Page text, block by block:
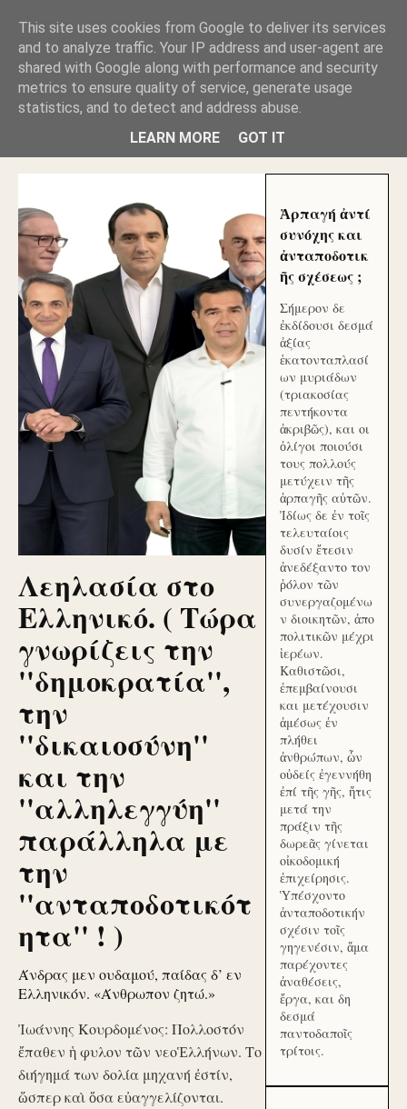
ΑΥΤΟΧΘΟΝΕΣ ΜΟΥ ΕΚΛΕΙΣΑΝ ΤΑ ΣΟΣΙΑΛ ΚΑΙ
ΦΙΜΩΣΑΝ ΤΟ SITE. ΟΙ ΧΙΛΙΑΔΕΣ ΜΙΚΡΟΕΠΕΝΔΥΤΕΣ
ΕΠΕΝΔΥΣΑΤΕ ΓΙΑ ΛΕΗΛΑΣΙΑ ΚΑΙ ΕΓΚΛΗΜΑ ?
ΓΛΥΦΑΔΑ WEB |ΟΙ ΜΕΓΑΛΟΙ ΚΛΕΠΤΑΙ ΑΠΟ ΤΟ
ΜΙΚΡΟΝ ΑΠΑΓΟΥΣΙ
Λεηλασία στο
Ελληνικό. ( Τώρα
γνωρίζεις την
''δημοκρατία'',
την
''δικαιοσύνη''
και την
''αλληλεγγύη''
παράλληλα με
την
''ανταποδοτικότ
ητα'' ! )
Άνδρας μεν ουδαμού, παίδας δ’ εν
Ελληνικόν. «Άνθρωπον ζητώ.»
Ἰωάννης Κουρδομένος: Πολλοστόν
ἔπαθεν ἡ φυλον τῶν νεοἙλλήνων. Το
διήγημά των δολία μηχανή ἐστίν,
ὥσπερ καὶ ὅσα εὐαγγελίζονται.
Ἁρπαγή ἀντί
συνόχης και
ἀνταποδοτικ
ῆς σχέσεως ;
Σήμερον δε
ἐκδίδουσι δεσμά
ἀξίας
ἑκατονταπλασί
ων μυριάδων
(τριακοσίας
πεντήκοντα
ἀκριβῶς), και οι
ὀλίγοι ποιούσι
τους πολλούς
μετύχειν τῆς
ἁρπαγῆς αὐτῶν.
Ἰδίως δε ἐν τοῖς
τελευταίοις
δυσίν ἔτεσιν
ἀνεδέξαντο τον
ῥόλον τῶν
συνεργαζομένω
ν διοικητῶν, ἀπο
πολιτικῶν μέχρι
ἱερέων.
Καθιστῶσι,
ἐπεμβαίνουσι
και μετέχουσιν
ἀμέσως ἐν
πλήθει
ἀνθρώπων, ὧν
οὐδείς ἐγεννήθη
ἐπί τῆς γῆς, ἥτις
μετά την
πράξιν τῆς
δωρεᾶς γίνεται
οἰκοδομική
ἐπιχείρησις.
Ὑπέσχοντο
ἀνταποδοτικήν
σχέσιν τοῖς
γηγενέσιν, ἅμα
παρέχοντες
ἀναθέσεις,
ἔργα, και δη
δεσμά
παντοδαποῖς
τρίτοις.
This site uses cookies from Google to deliver its services
and to analyze traffic. Your IP address and user-agent are
shared with Google along with performance and security
metrics to ensure quality of service, generate usage
statistics, and to detect and address abuse.
LEARN MORE
GOT IT